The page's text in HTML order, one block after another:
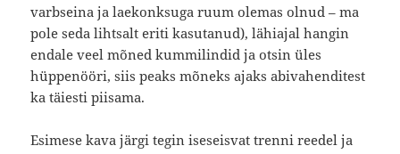
varbseina ja laekonksuga ruum olemas olnud – ma
pole seda lihtsalt eriti kasutanud), lähiajal hangin
endale veel mõned kummilindid ja otsin üles
hüppenööri, siis peaks mõneks ajaks abivahenditest
ka täiesti piisama.
Esimese kava järgi tegin iseseisvat trenni reedel ja